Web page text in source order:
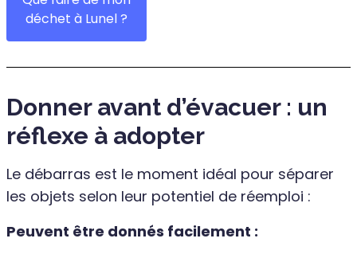
déchet à Lunel ?
Donner avant d’évacuer : un
réflexe à adopter
Le débarras est le moment idéal pour séparer
les objets selon leur potentiel de réemploi :
Peuvent être donnés facilement :